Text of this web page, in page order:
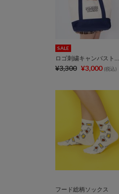
SALE
ロゴ刺繍キャンバストートバッグ
¥3,300 ¥3,000 (税込)
フード総柄ソックス